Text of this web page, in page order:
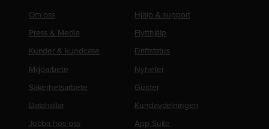
Om oss
Press & Media
Kunder & kundcase
Miljöarbete
Säkerhetsarbete
Datahallar
Jobba hos oss
Hjälp & support
Flytthjälp
Driftstatus
Nyheter
Guider
Kundavdelningen
App Suite